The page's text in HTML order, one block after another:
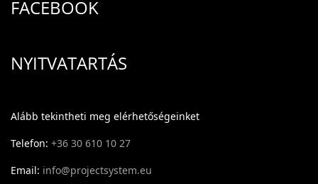
FACEBOOK
NYITVATARTÁS
Alább tekintheti meg elérhetőségeinket
Telefon: +36 30 610 10 27
Email: info@projectsystem.eu